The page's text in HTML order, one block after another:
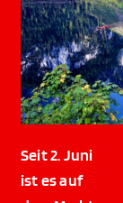
Seit 2. Juni
ist es auf